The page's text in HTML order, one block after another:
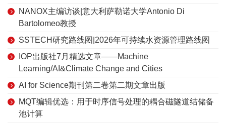
NANOX主编访谈|意大利萨勒诺大学Antonio Di
Bartolomeo教授
SSTECH研究路线图|2026年可持续水资源管理路线图
IOP出版社7月精选文章——Machine
Learning/AI&Climate Change and Cities
AI for Science期刊第二卷第二期文章出版
MQT编辑优选：用于时序信号处理的耦合磁隧道结储备
池计算